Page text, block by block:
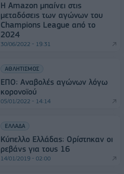
Η Amazon μπαίνει στις
μεταδόσεις των αγώνων του
Champions League από το
2024
30/06/2022 - 19:31
ΑΘΛΗΤΙΣΜΟΣ
ΕΠΟ: Αναβολές αγώνων λόγω
κορονοϊού
05/01/2022 - 14:14
ΕΛΛΑΔΑ
Κύπελλο Ελλάδας: Ορίστηκαν οι
ρεβάνς για τους 16
14/01/2019 - 02:00